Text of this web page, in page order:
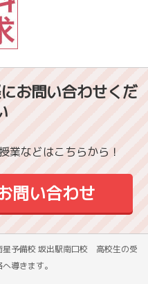
お問い合わせくだ
業などはこちらから！
問い合わせ
星予備校 坂出駅南口校 高校生の受
導きます。